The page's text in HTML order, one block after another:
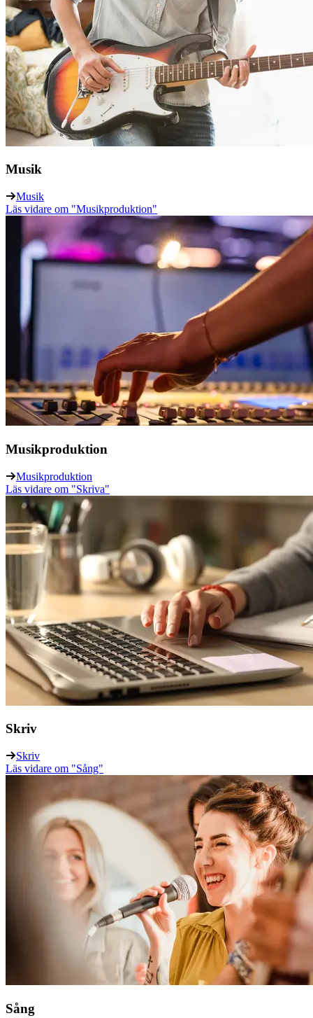
Musik
Musik
Läs vidare om "Musikproduktion"
Musikproduktion
Musikproduktion
Läs vidare om "Skriva"
Skriv
Skriv
Läs vidare om "Sång"
Sång